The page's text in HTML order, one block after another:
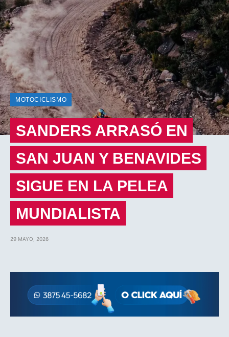
MOTOCICLISMO
SANDERS ARRASÓ EN
SAN JUAN Y BENAVIDES
SIGUE EN LA PELEA
MUNDIALISTA
29 MAYO, 2026